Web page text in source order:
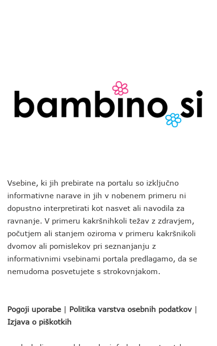
Vsebine, ki jih prebirate na portalu so izključno
informativne narave in jih v nobenem primeru ni
dopustno interpretirati kot nasvet ali navodila za
ravnanje. V primeru kakršnihkoli težav z zdravjem,
počutjem ali stanjem oziroma v primeru kakršnikoli
dvomov ali pomislekov pri seznanjanju z
informativnimi vsebinami portala predlagamo, da se
nemudoma posvetujete s strokovnjakom.
Pogoji uporabe | Politika varstva osebnih podatkov |
Izjava o piškotkih